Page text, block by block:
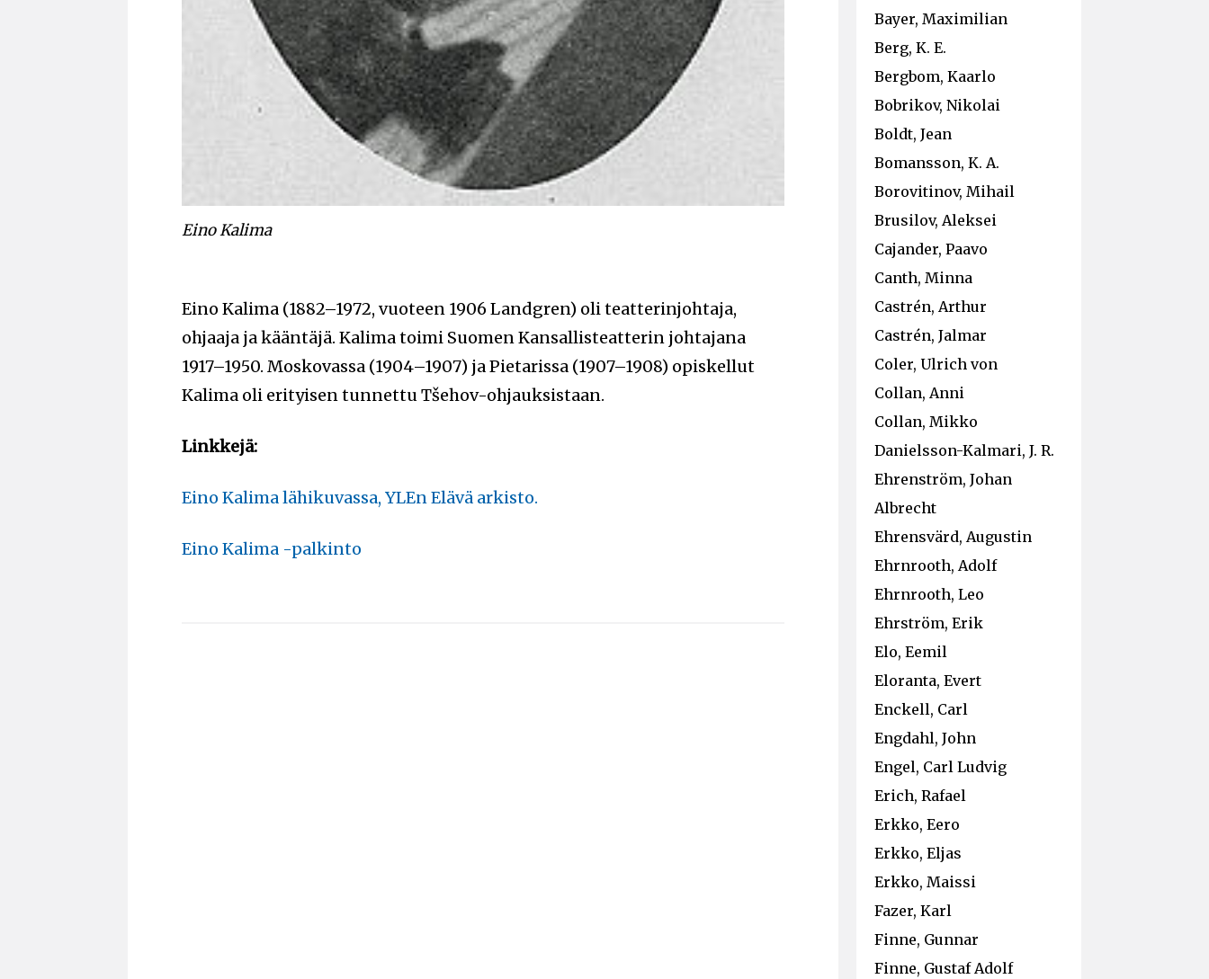
Eino Kalima
Eino Kalima (1882–1972, vuoteen 1906 Landgren) oli teatterinjohtaja,
ohjaaja ja kääntäjä. Kalima toimi Suomen Kansallisteatterin johtajana
1917–1950. Moskovassa (1904–1907) ja Pietarissa (1907–1908) opiskellut
Kalima oli erityisen tunnettu Tšehov-ohjauksistaan.
Linkkejä:
Eino Kalima lähikuvassa, YLEn Elävä arkisto.
Eino Kalima -palkinto
Bayer, Maximilian
Berg, K. E.
Bergbom, Kaarlo
Bobrikov, Nikolai
Boldt, Jean
Bomansson, K. A.
Borovitinov, Mihail
Brusilov, Aleksei
Cajander, Paavo
Canth, Minna
Castrén, Arthur
Castrén, Jalmar
Coler, Ulrich von
Collan, Anni
Collan, Mikko
Danielsson-Kalmari, J. R.
Ehrenström, Johan
Albrecht
Ehrensvärd, Augustin
Ehrnrooth, Adolf
Ehrnrooth, Leo
Ehrström, Erik
Elo, Eemil
Eloranta, Evert
Enckell, Carl
Engdahl, John
Engel, Carl Ludvig
Erich, Rafael
Erkko, Eero
Erkko, Eljas
Erkko, Maissi
Fazer, Karl
Finne, Gunnar
Finne, Gustaf Adolf